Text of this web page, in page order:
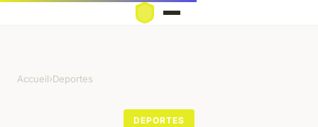
Accueil›Deportes
DEPORTES